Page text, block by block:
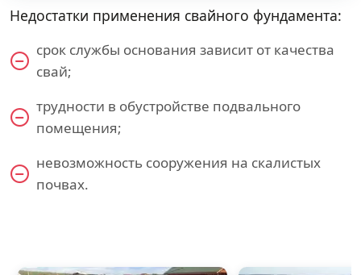
Недостатки применения свайного фундамента:
срок службы основания зависит от качества
свай;
трудности в обустройстве подвального
помещения;
невозможность сооружения на скалистых
почвах.